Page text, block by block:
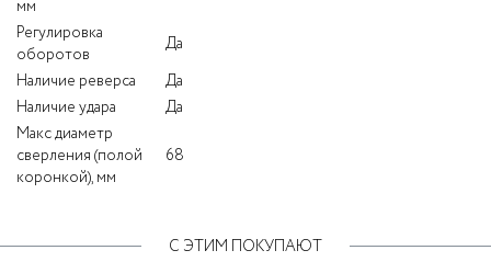
мм
Регулировка
оборотов
Да
Наличие реверса
Да
Наличие удара
Да
Макс диаметр
сверления (полой
коронкой), мм
68
С ЭТИМ ПОКУПАЮТ